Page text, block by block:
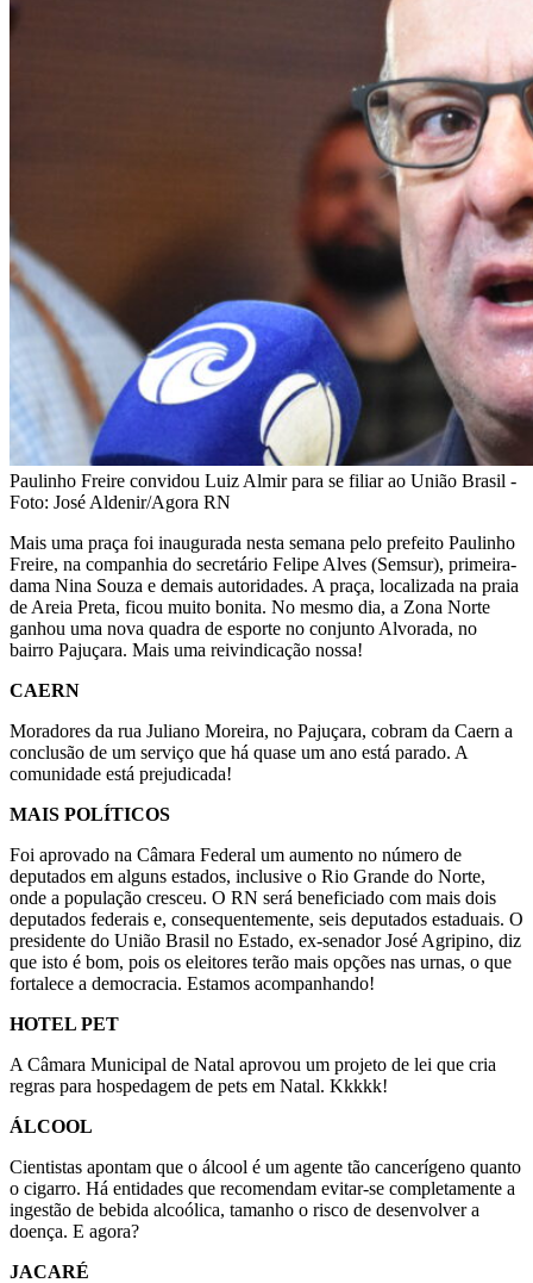
Paulinho Freire convidou Luiz Almir para se filiar ao União Brasil -
Foto: José Aldenir/Agora RN
Mais uma praça foi inaugurada nesta semana pelo prefeito Paulinho
Freire, na companhia do secretário Felipe Alves (Semsur), primeira-
dama Nina Souza e demais autoridades. A praça, localizada na praia
de Areia Preta, ficou muito bonita. No mesmo dia, a Zona Norte
ganhou uma nova quadra de esporte no conjunto Alvorada, no
bairro Pajuçara. Mais uma reivindicação nossa!
CAERN
Moradores da rua Juliano Moreira, no Pajuçara, cobram da Caern a
conclusão de um serviço que há quase um ano está parado. A
comunidade está prejudicada!
MAIS POLÍTICOS
Foi aprovado na Câmara Federal um aumento no número de
deputados em alguns estados, inclusive o Rio Grande do Norte,
onde a população cresceu. O RN será beneficiado com mais dois
deputados federais e, consequentemente, seis deputados estaduais. O
presidente do União Brasil no Estado, ex-senador José Agripino, diz
que isto é bom, pois os eleitores terão mais opções nas urnas, o que
fortalece a democracia. Estamos acompanhando!
HOTEL PET
A Câmara Municipal de Natal aprovou um projeto de lei que cria
regras para hospedagem de pets em Natal. Kkkkk!
ÁLCOOL
Cientistas apontam que o álcool é um agente tão cancerígeno quanto
o cigarro. Há entidades que recomendam evitar-se completamente a
ingestão de bebida alcoólica, tamanho o risco de desenvolver a
doença. E agora?
JACARÉ